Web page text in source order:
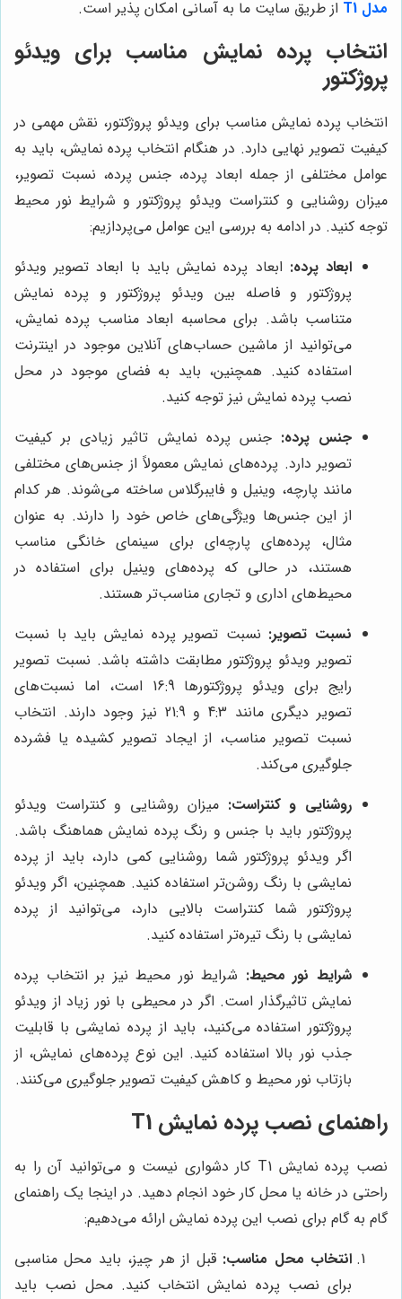
مدل T1
از طریق سایت ما به آسانی امکان پذیر است.
انتخاب پرده نمایش مناسب برای ویدئو
پروژکتور
انتخاب پرده نمایش مناسب برای ویدئو پروژکتور، نقش مهمی در
کیفیت تصویر نهایی دارد. در هنگام انتخاب پرده نمایش، باید به
عوامل مختلفی از جمله ابعاد پرده، جنس پرده، نسبت تصویر،
میزان روشنایی و کنتراست ویدئو پروژکتور و شرایط نور محیط
توجه کنید. در ادامه به بررسی این عوامل می‌پردازیم:
ابعاد پرده: ابعاد پرده نمایش باید با ابعاد تصویر ویدئو
پروژکتور و فاصله بین ویدئو پروژکتور و پرده نمایش
متناسب باشد. برای محاسبه ابعاد مناسب پرده نمایش،
می‌توانید از ماشین حساب‌های آنلاین موجود در اینترنت
استفاده کنید. همچنین، باید به فضای موجود در محل
نصب پرده نمایش نیز توجه کنید.
جنس پرده: جنس پرده نمایش تاثیر زیادی بر کیفیت
تصویر دارد. پرده‌های نمایش معمولاً از جنس‌های مختلفی
مانند پارچه، وینیل و فایبرگلاس ساخته می‌شوند. هر کدام
از این جنس‌ها ویژگی‌های خاص خود را دارند. به عنوان
مثال، پرده‌های پارچه‌ای برای سینمای خانگی مناسب
هستند، در حالی که پرده‌های وینیل برای استفاده در
محیط‌های اداری و تجاری مناسب‌تر هستند.
نسبت تصویر: نسبت تصویر پرده نمایش باید با نسبت
تصویر ویدئو پروژکتور مطابقت داشته باشد. نسبت تصویر
رایج برای ویدئو پروژکتورها 16:9 است، اما نسبت‌های
تصویر دیگری مانند 4:3 و 21:9 نیز وجود دارند. انتخاب
نسبت تصویر مناسب، از ایجاد تصویر کشیده یا فشرده
جلوگیری می‌کند.
روشنایی و کنتراست: میزان روشنایی و کنتراست ویدئو
پروژکتور باید با جنس و رنگ پرده نمایش هماهنگ باشد.
اگر ویدئو پروژکتور شما روشنایی کمی دارد، باید از پرده
نمایشی با رنگ روشن‌تر استفاده کنید. همچنین، اگر ویدئو
پروژکتور شما کنتراست بالایی دارد، می‌توانید از پرده
نمایشی با رنگ تیره‌تر استفاده کنید.
شرایط نور محیط: شرایط نور محیط نیز بر انتخاب پرده
نمایش تاثیرگذار است. اگر در محیطی با نور زیاد از ویدئو
پروژکتور استفاده می‌کنید، باید از پرده نمایشی با قابلیت
جذب نور بالا استفاده کنید. این نوع پرده‌های نمایش، از
بازتاب نور محیط و کاهش کیفیت تصویر جلوگیری می‌کنند.
راهنمای نصب پرده نمایش T1
نصب پرده نمایش T1 کار دشواری نیست و می‌توانید آن را به
راحتی در خانه یا محل کار خود انجام دهید. در اینجا یک راهنمای
گام به گام برای نصب این پرده نمایش ارائه می‌دهیم:
انتخاب محل مناسب: قبل از هر چیز، باید محل مناسبی
برای نصب پرده نمایش انتخاب کنید. محل نصب باید